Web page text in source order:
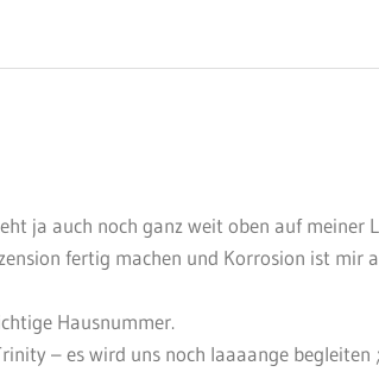
ja auch noch ganz weit oben auf meiner
fertig machen und Korrosion ist mir
Hausnummer.
– es wird uns noch laaaange begleiten